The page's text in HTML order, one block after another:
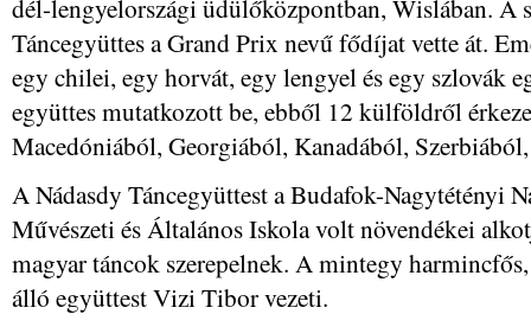
dél-lengyelországi üdülőközpontban, Wislában. A
Táncegyüttes a Grand Prix nevű fődíjat vette át.
egy chilei, egy horvát, egy lengyel és egy szlovák
együttes mutatkozott be, ebből 12 külföldről
Macedóniából, Georgiából, Kanadából,
A Nádasdy Táncegyüttest a Budafok-Nagytétényi
Művészeti és Általános Iskola volt növendékei
magyar táncok szerepelnek. A mintegy
álló együttest Vizi Tibor vezeti.